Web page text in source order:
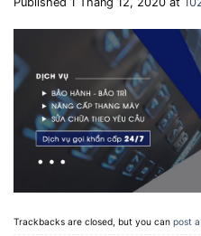
Trackbacks are closed, but you can post